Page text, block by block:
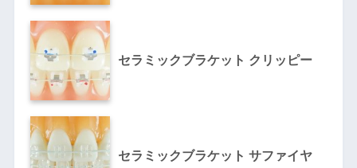
セラミックブラケット クリッピー
セラミックブラケット サファイヤ